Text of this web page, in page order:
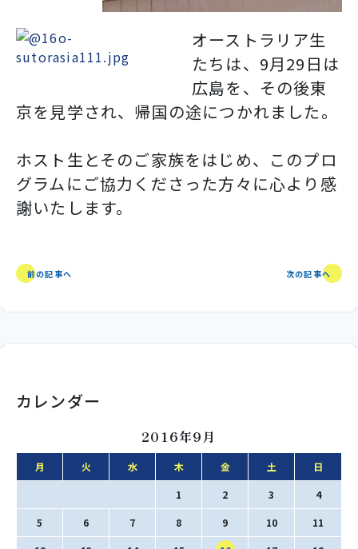
オーストラリア生
たちは、9月29日は
広島を、その後東
京を見学され、帰国の途につかれました。
ホスト生とそのご家族をはじめ、このプロ
グラムにご協力くださった方々に心より感
謝いたします。
前の記事へ 次の記事へ
カレンダー
2016年9月
月 火 水 木 金 土 日
1 2 3 4
5 6 7 8 9 10 11